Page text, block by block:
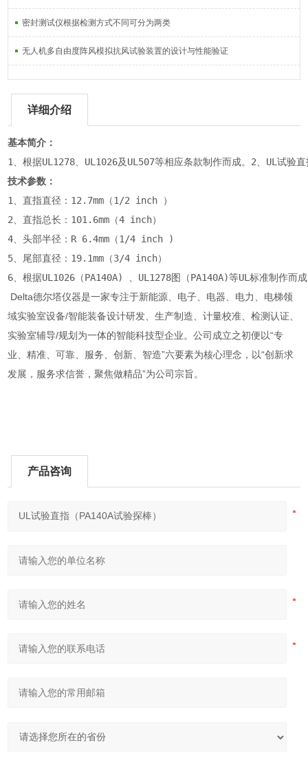
密封测试仪根据检测方式不同可分为两类
无人机多自由度阵风模拟抗风试验装置的设计与性能验证
详细介绍
基本简介：
1、根据UL1278、UL1026及UL507等相应条款制作而成。2、UL试验
技术参数：
1、直指直径：12.7mm（1/2 inch ）
2、直指总长：101.6mm（4 inch）
4、头部半径：R 6.4mm（1/4 inch )
5、尾部直径：19.1mm（3/4 inch）
6、根据UL1026（PA140A) 、UL1278图（PA140A)等UL标准制作而成
Delta德尔塔仪器是一家专注于新能源、电子、电器、电力、电梯领
域实验室设备/智能装备设计研发、生产制造、计量校准、检测认证、
实验室辅导/规划为一体的智能科技型企业。公司成立之初便以“专
业、精准、可靠、服务、创新、智造”六要素为核心理念，以“创新求
发展，服务求信誉，聚焦做精品”为公司宗旨。
产品咨询